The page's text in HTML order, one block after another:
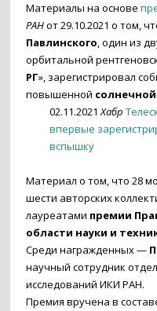
Материалы на основе
РАНот 29.10.2021 о том,
Павлинского, один из
орбитальной
РГ», зарегистрировал
повышенной
02.11.2021Хабр
впервые
вспышку
Материал о том, что 28
шести авторских
лауреатами премии
области науки и
Среди награжденных —
научный сотрудник
исследований ИКИ РАН.
Премия вручена в